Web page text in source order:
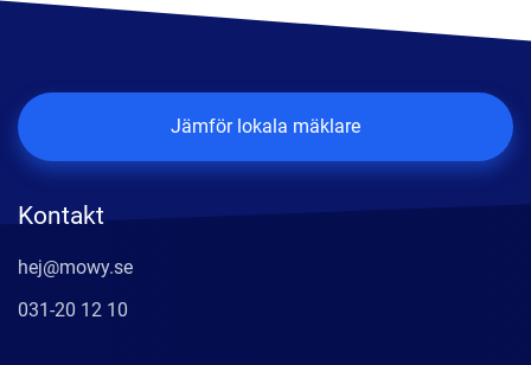
Kontakt
hej@mowy.se
031-20 12 10
Jämför lokala mäklare